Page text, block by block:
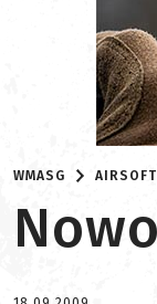
WMASG AIRSOFT